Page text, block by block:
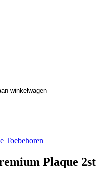
winkelwagen
Toebehoren
Plaque 2st